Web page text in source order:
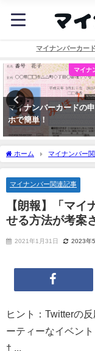
マイナンバーカード
マイナ
マイナンバーカードの
ホで簡単！
ホーム マイナンバー
及させる方法が考案される
マイナンバー関連記事
【朗報】「 マイ
せる方法が考案
2021年1月31日 2023年
ヒント：Twitterの反
ーティーなイベン
† ...